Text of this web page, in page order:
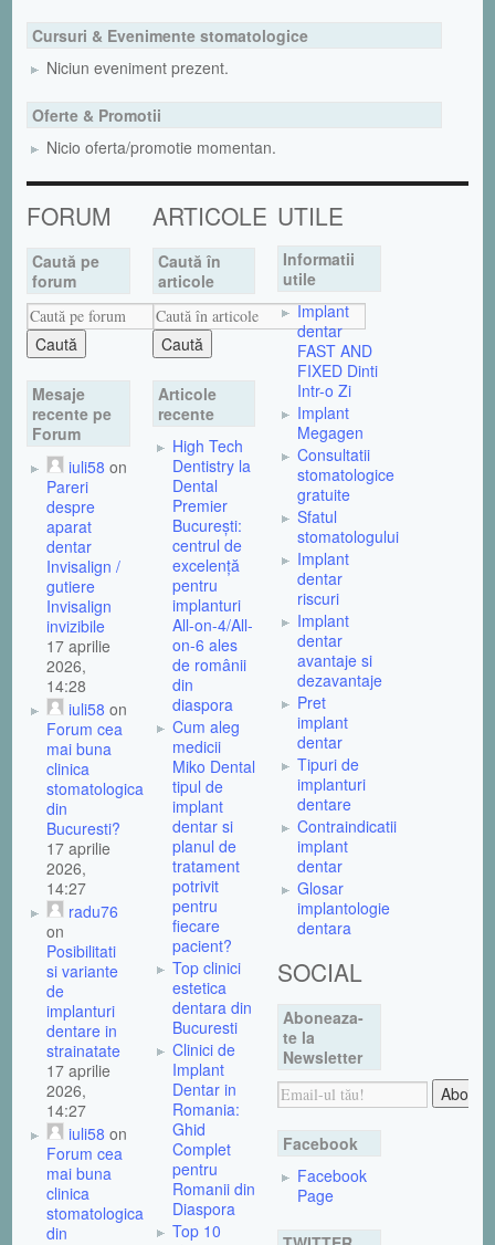
Cursuri & Evenimente stomatologice
Niciun eveniment prezent.
Oferte & Promotii
Nicio oferta/promotie momentan.
FORUM
Caută pe
forum
Mesaje
recente pe
Forum
iuli58 on
Pareri
despre
aparat
dentar
Invisalign /
gutiere
Invisalign
invizibile
17 aprilie
2026,
14:28
iuli58 on
Forum cea
mai buna
clinica
stomatologica
din
Bucuresti?
17 aprilie
2026,
14:27
radu76
on
Posibilitati
si variante
de
implanturi
dentare in
strainatate
17 aprilie
2026,
14:27
iuli58 on
Forum cea
mai buna
clinica
stomatologica
din
ARTICOLE
Caută în
articole
Articole
recente
High Tech
Dentistry la
Dental
Premier
București:
centrul de
excelență
pentru
implanturi
All-on-4/All-
on-6 ales
de românii
din
diaspora
Cum aleg
medicii
Miko Dental
tipul de
implant
dentar si
planul de
tratament
potrivit
pentru
fiecare
pacient?
Top clinici
estetica
dentara din
Bucuresti
Clinici de
Implant
Dentar in
Romania:
Ghid
Complet
pentru
Romanii din
Diaspora
Top 10
UTILE
Informatii
utile
Implant
dentar
FAST AND
FIXED Dinti
Intr-o Zi
Implant
Megagen
Consultatii
stomatologice
gratuite
Sfatul
stomatologului
Implant
dentar
riscuri
Implant
dentar
avantaje si
dezavantaje
Pret
implant
dentar
Tipuri de
implanturi
dentare
Contraindicatii
implant
dentar
Glosar
implantologie
dentara
SOCIAL
Aboneaza-
te la
Newsletter
Facebook
Facebook
Page